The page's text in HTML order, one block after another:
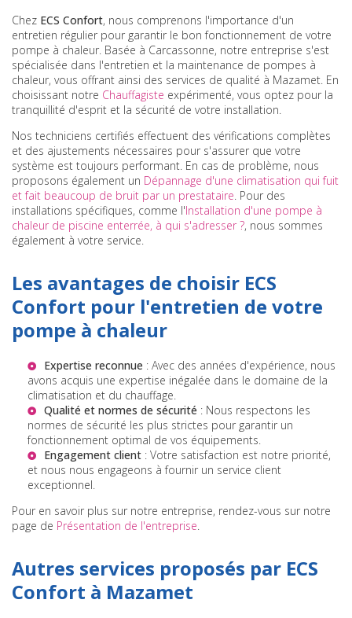
Chez ECS Confort, nous comprenons l'importance d'un
entretien régulier pour garantir le bon fonctionnement de votre
pompe à chaleur. Basée à Carcassonne, notre entreprise s'est
spécialisée dans l'entretien et la maintenance de pompes à
chaleur, vous offrant ainsi des services de qualité à Mazamet. En
choisissant notre Chauffagiste expérimenté, vous optez pour la
tranquillité d'esprit et la sécurité de votre installation.
Nos techniciens certifiés effectuent des vérifications complètes
et des ajustements nécessaires pour s'assurer que votre
système est toujours performant. En cas de problème, nous
proposons également un Dépannage d'une climatisation qui fuit
et fait beaucoup de bruit par un prestataire. Pour des
installations spécifiques, comme l'Installation d'une pompe à
chaleur de piscine enterrée, à qui s'adresser ?, nous sommes
également à votre service.
Les avantages de choisir ECS
Confort pour l'entretien de votre
pompe à chaleur
Expertise reconnue : Avec des années d'expérience, nous
avons acquis une expertise inégalée dans le domaine de la
climatisation et du chauffage.
Qualité et normes de sécurité : Nous respectons les
normes de sécurité les plus strictes pour garantir un
fonctionnement optimal de vos équipements.
Engagement client : Votre satisfaction est notre priorité,
et nous nous engageons à fournir un service client
exceptionnel.
Pour en savoir plus sur notre entreprise, rendez-vous sur notre
page de Présentation de l'entreprise.
Autres services proposés par ECS
Confort à Mazamet